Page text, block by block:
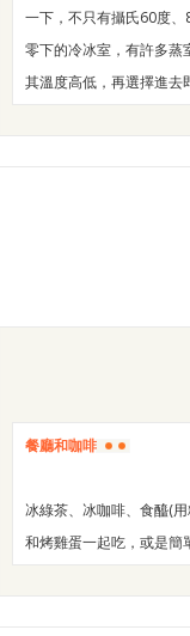
一下，不只有攝氏60度
零下的冷冰室，有許多
其溫度高低，再選擇進去
餐廳和咖啡
冰綠茶、冰咖啡、食醯(
和烤雞蛋一起吃，或是簡